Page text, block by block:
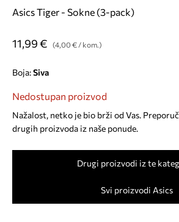
Asics Tiger - Sokne (3-pack)
11,99 € (4,00 € / kom.)
Boja: siva
Nedostupan proizvod
Nažalost, netko je bio brži od Vas.
drugih proizvoda iz naše ponude.
Drugi proizvodi iz te
Svi proizvodi Asics